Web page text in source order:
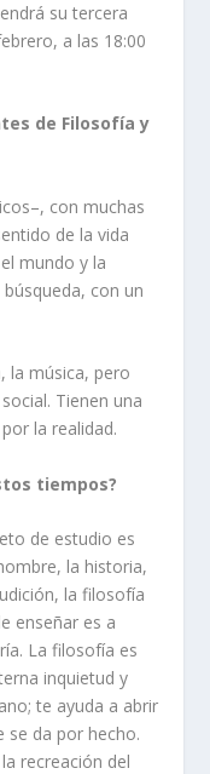
su tercera
a las 18:00
de Filosofía y
con muchas
de la vida
mundo y la
con un
la música, pero
Tienen una
la realidad.
tiempos?
de estudio es
la historia,
la filosofía
enseñar es a
La filosofía es
inquietud y
te ayuda a abrir
se da por hecho.
recreación del